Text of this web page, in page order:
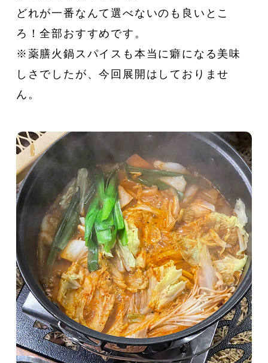
どれが一番なんて選べないのも良いとこ
ろ！全部おすすめです。
※薬膳火鍋スパイスも本当に癖になる美味
しさでしたが、今回展開はしておりませ
ん。
CATEGORY
新着一覧 ファッション
ファッション小物 生活日用品
インテリア 食器、キッチン
ステーショナリー コスメ